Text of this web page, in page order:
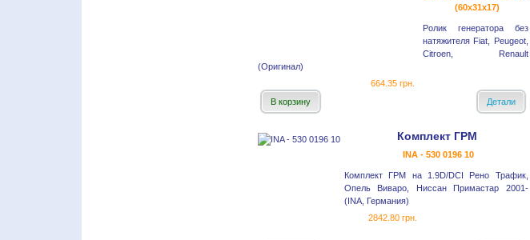
(60x31x17)
Ролик генератора без
натяжителя Fiat, Peugeot,
Citroen, Renault
(Оригинал)
664.35 грн.
В корзину
Детали
Комплект ГРМ
INA - 530 0196 10
Комплект ГРМ на 1.9D/DCI Рено Трафик,
Опель Виваро, Ниссан Примастар 2001-
(INA, Германия)
2842.80 грн.